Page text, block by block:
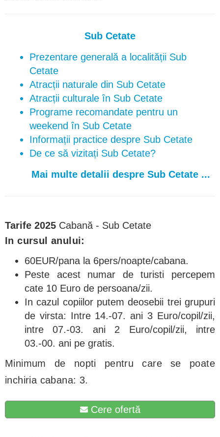
Sub Cetate
Prezentare generală a localității Sub
Cetate
Atracții naturale din Sub Cetate
Atracții culturale în Sub Cetate
Programe recomandate pentru un
weekend în Sub Cetate
Informații practice despre Sub Cetate
De ce să vizitați Sub Cetate?
Mai multe detalii despre Sub Cetate ...
Tarife 2025 Cabană - Sub Cetate
In cursul anului:
60EUR/pana la 6pers/noapte/cabana.
Peste acest numar de turisti percepem
cate 10 Euro de persoana/zii.
In cazul copiilor putem deosebii trei grupuri
de virsta: Intre 14.-07. ani 3 Euro/copil/zii,
intre 07.-03. ani 2 Euro/copil/zii, intre
03.-00. ani pe gratis.
Minimum de nopti pentru care se poate
inchiria cabana: 3.
Cere ofertă